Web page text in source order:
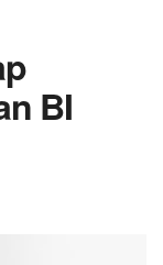
BI